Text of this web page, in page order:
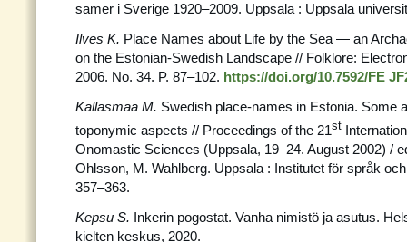
samer i Sverige 1920–2009. Uppsala : Uppsala
Ilves K. Place Names about Life by the Sea — an
on the Estonian-Swedish Landscape // Folklore:
2006. No. 34. P. 87–102. https://doi.org/10.7592/FE
Kallasmaa M. Swedish place-names in Estonia. Some
toponymic aspects // Proceedings of the 21st
Onomastic Sciences (Uppsala, 19–24. August 2002) /
Ohlsson, M. Wahlberg. Uppsala : Institutet för språk
357–363.
Kepsu S. Inkerin pogostat. Vanha nimistö ja asutus.
kielten keskus, 2020.